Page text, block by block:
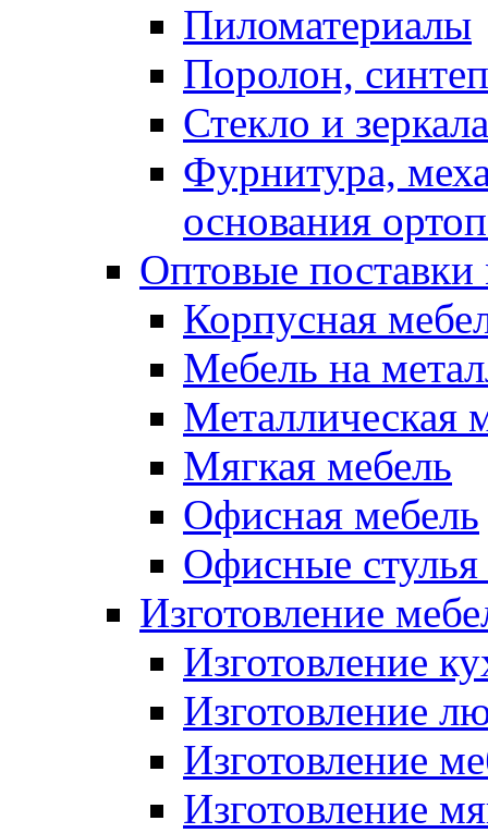
Пиломатериалы
Поролон,
Стекло и зеркала
Фурнитура,
основания
Оптовые поставки
Корпусная
Мебель на
Металлическая
Мягкая мебель
Офисная мебель
Офисные стулья
Изготовление
Изготовление
Изготовление
Изготовление
Изготовление